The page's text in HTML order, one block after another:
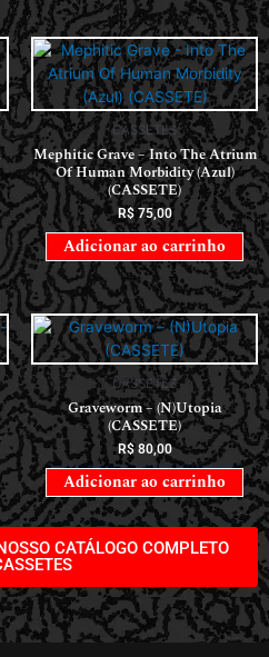
CASSETES
Mephitic Grave – Into The Atrium
Of Human Morbidity (Azul)
(CASSETE)
R$75,00
Adicionar ao carrinho
CASSETES
Graveworm – (N)Utopia
(CASSETE)
R$80,00
Adicionar ao carrinho
CATÁLOGO COMPLETO